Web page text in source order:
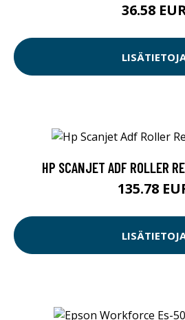
36.58
HP SCANJET ADF ROLLER
135.78